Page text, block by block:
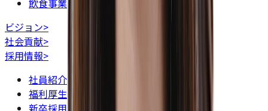
ビジョン>
社会貢献>
採用情報>
社員紹介
福利厚生
新卒採用 特設サイト